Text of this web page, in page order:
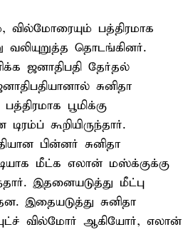
வில்மோரையும் பத்திரமாக
தொடங்கினர்.
ஜனாதிபதி தேர்தல்
சுனிதா
பூமிக்கு
கூறியிருந்தார்.
பின்னர் சுனிதா
மீட்க எலான் மஸ்க்குக்கு
இதனையடுத்து மீட்பு
இதையடுத்து சுனிதா
வில்மோர் ஆகியோர், எலான்